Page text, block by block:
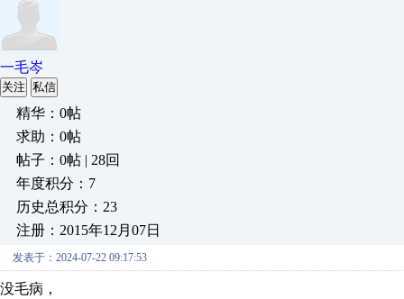
一毛岑
关注 私信
精华：0帖
求助：0帖
帖子：0帖 | 28回
年度积分：7
历史总积分：23
注册：2015年12月07日
发表于：2024-07-22 09:17:53
没毛病，